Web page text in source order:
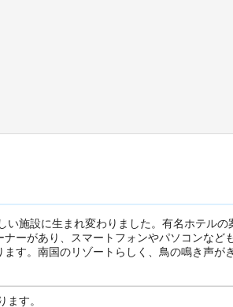
い施設に生まれ変わりました。有名ホテルの
ーがあり、スマートフォンやパソコンなど
す。南国のリゾートらしく、鳥の鳴き声が
ます。